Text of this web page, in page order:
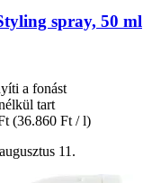
spray, 50 ml
a fonást
tart
(36.860 Ft / l)
11.